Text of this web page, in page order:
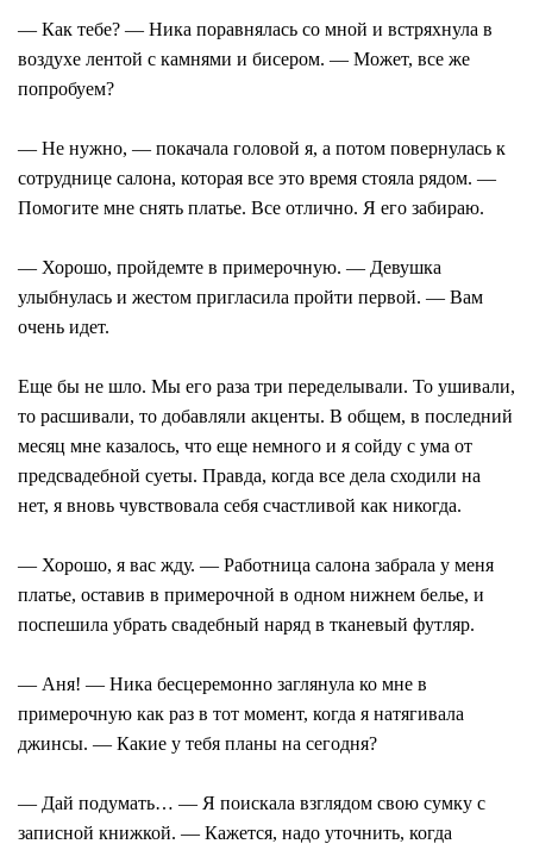
— Как тебе? — Ника поравнялась со мной и встряхнула в
воздухе лентой с камнями и бисером. — Может, все же
попробуем?
— Не нужно, — покачала головой я, а потом повернулась к
сотруднице салона, которая все это время стояла рядом. —
Помогите мне снять платье. Все отлично. Я его забираю.
— Хорошо, пройдемте в примерочную. — Девушка
улыбнулась и жестом пригласила пройти первой. — Вам
очень идет.
Еще бы не шло. Мы его раза три переделывали. То ушивали,
то расшивали, то добавляли акценты. В общем, в последний
месяц мне казалось, что еще немного и я сойду с ума от
предсвадебной суеты. Правда, когда все дела сходили на
нет, я вновь чувствовала себя счастливой как никогда.
— Хорошо, я вас жду. — Работница салона забрала у меня
платье, оставив в примерочной в одном нижнем белье, и
поспешила убрать свадебный наряд в тканевый футляр.
— Аня! — Ника бесцеремонно заглянула ко мне в
примерочную как раз в тот момент, когда я натягивала
джинсы. — Какие у тебя планы на сегодня?
— Дай подумать… — Я поискала взглядом свою сумку с
записной книжкой. — Кажется, надо уточнить, когда